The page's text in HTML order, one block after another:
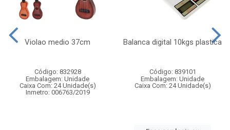
Violao medio 37cm
Código: 832928
Embalagem: Unidade
Caixa Com: 24 Unidade(s)
Inmetro: 006763/2019
Balanca digital 10kgs plastica
Código: 839101
Embalagem: Unidade
Caixa Com: 24 Unidade(s)